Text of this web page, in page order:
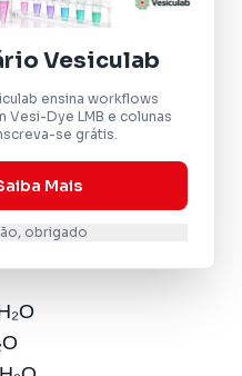
Vesiculab
ensina workflows
Vesi-Dye LMB e colunas
se grátis.
Mais
obrigado
foi composta por: